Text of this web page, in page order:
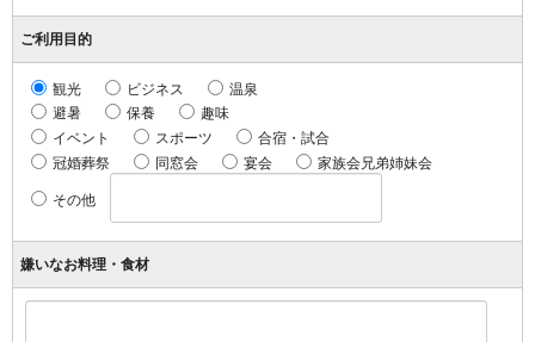
ご利用目的
観光 ビジネス
温泉
避暑
保養
趣味
イベント
スポーツ
合宿・試合
冠婚葬祭
同窓会 宴会 家族会兄弟姉妹会
その他
嫌いなお料理・食材